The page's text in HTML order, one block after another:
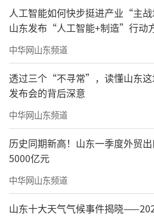
前有24家医院实现移动支
目前，聊城市全面落
项医保便民措施，9个即
入“免申即享”范围，参
在二级及以上定点医疗机
应标准的，无须申请，即
遇。2023年，聊城市实现
发放，参保人员“零见
遇。聊城市深化异地就医
医无须办理备案等手续，
省外就医，可通过手机、
人工智能如何快步挺进产业“主
山东发布“人工智能+制造”行动
中华网山东频道
透过三个“不寻常”，读懂山东这
发布会的背后深意
中华网山东频道
历史同期新高！山东一季度外贸
5000亿元
中华网山东频道
山东十大天气气候事件揭晓